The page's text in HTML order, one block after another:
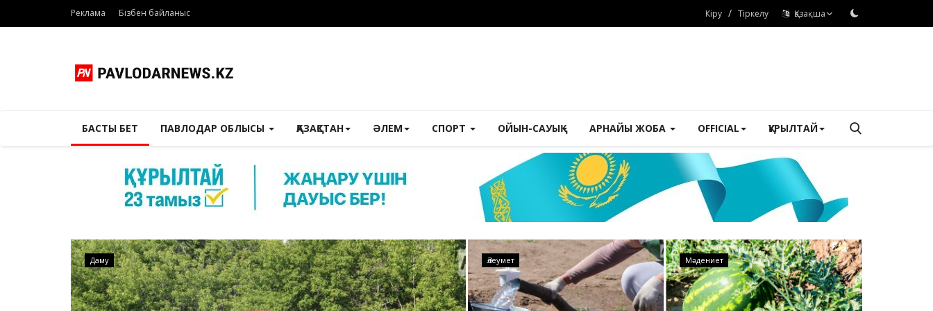
Реклама Бізбен байланыс Кіру / Тіркелу Қазақша
БАСТЫ БЕТ ПАВЛОДАР ОБЛЫСЫ ҚАЗАҚСТАН ӘЛЕМ СПОРТ ОЙЫН-САУЫҚ АРНАЙЫ ЖОБА OFFICIAL ҚҰРЫЛТАЙ
Даму Медицина
Әлеумет Мәдениет